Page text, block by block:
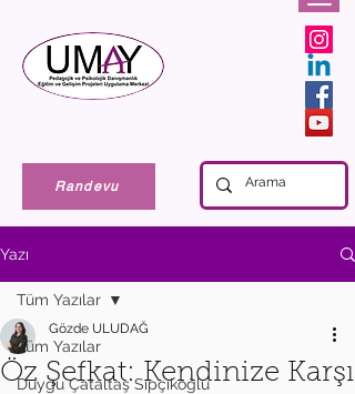
Randevu
Yazı
Tüm Yazılar
Duygu Çataltaş Sıpçıkoğlu
Tüm Yazılar
Öz Şefkat: Kendinize Karşı
Gözde ULUDAĞ